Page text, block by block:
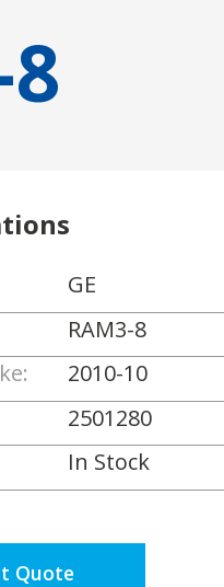
GE
RAM3-8
2010-10
2501280
In Stock
Quote